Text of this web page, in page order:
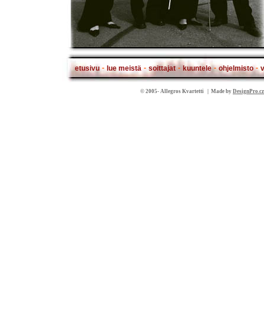
etusivu - lue meistä - soittajat - kuuntele - ohjelmisto -
© 2005- Allegros Kvartetti | Made by DesignPro.cz